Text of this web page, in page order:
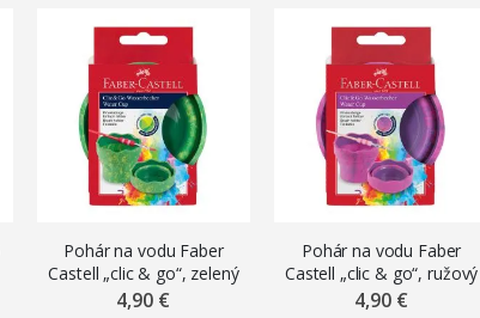
Pohár na vodu Faber
Castell „clic & go“, zelený
mramor
4,90 €
Pohár na vodu Faber
Castell „clic & go“, ružový
mramor
4,90 €